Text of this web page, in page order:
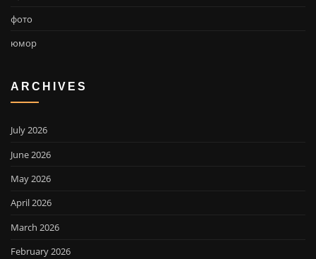
фото
юмор
ARCHIVES
July 2026
June 2026
May 2026
April 2026
March 2026
February 2026